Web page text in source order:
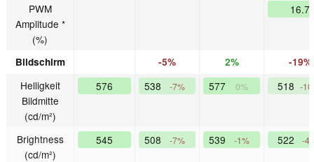
PWM
Amplitude *
(%)
16.7
Bildschirm -5% 2% -19%
Helligkeit
Bildmitte
(cd/m²)
576 538 -7% 577 0% 518 -
Brightness
(cd/m²)
545 508 -7% 539 -1% 522 -